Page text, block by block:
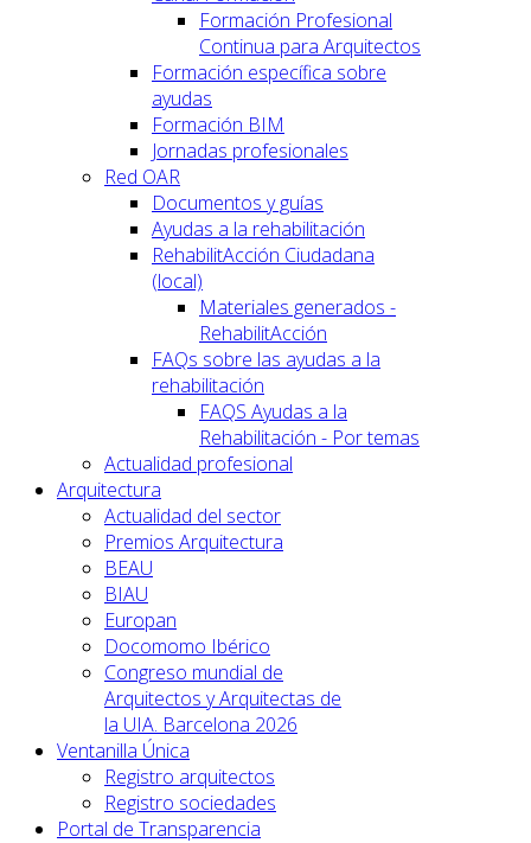
Formación Profesional
Continua para Arquitectos
Formación específica sobre
ayudas
Formación BIM
Jornadas profesionales
Red OAR
Documentos y guías
Ayudas a la rehabilitación
RehabilitAcción Ciudadana
(local)
Materiales generados -
RehabilitAcción
FAQs sobre las ayudas a la
rehabilitación
FAQS Ayudas a la
Rehabilitación - Por temas
Actualidad profesional
Arquitectura
Actualidad del sector
Premios Arquitectura
BEAU
BIAU
Europan
Docomomo Ibérico
Congreso mundial de
Arquitectos y Arquitectas de
la UIA. Barcelona 2026
Ventanilla Única
Registro arquitectos
Registro sociedades
Portal de Transparencia